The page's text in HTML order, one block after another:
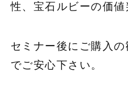
性、宝石ルビーの価値
セミナー後にご購入
でご安心下さい。